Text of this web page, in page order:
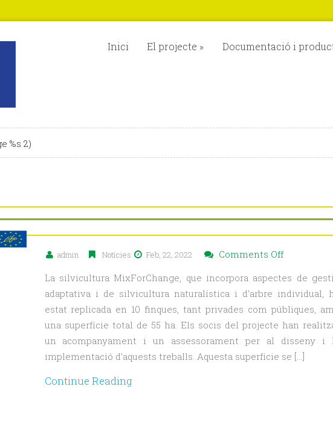
Inici El projecte » Documentació i
%s 2)
admin Notícies Feb, 22, 2022 Comments Offon
de
la
silvicultura
en
55
La silvicultura MixForChange, que incorpora aspectes de
adaptativa i de silvicultura naturalística i d’arbre individual,
estat replicada en 10 finques, tant privades com públiques,
una superfície total de 55 ha. Els socis del projecte han
un acompanyament i un assessorament per al disseny i
implementació d’aquests treballs. Aquesta superfície se […]
Continue Reading